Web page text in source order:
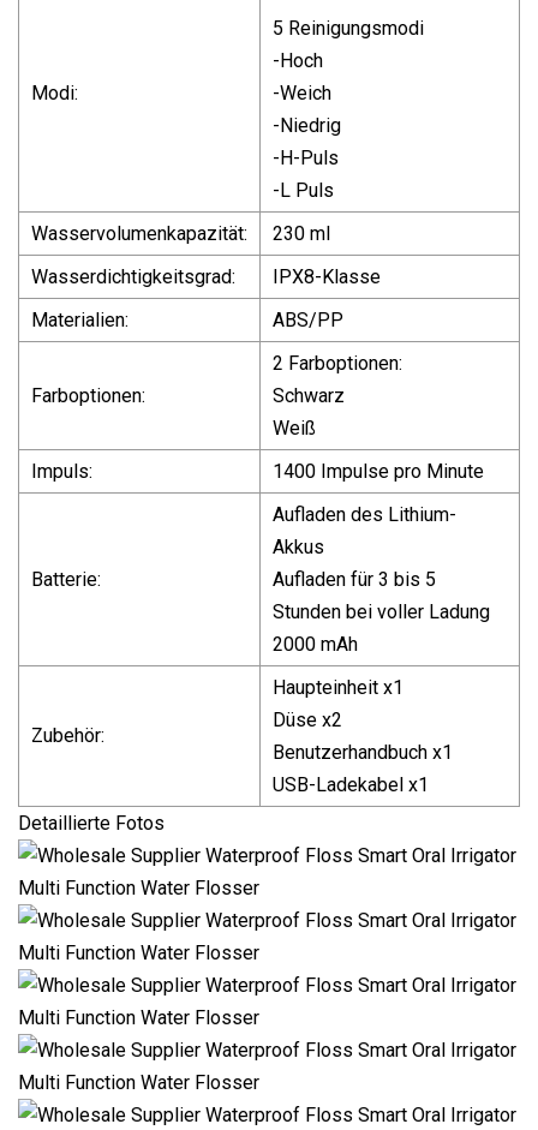
Modi:
5 Reinigungsmodi
-Hoch
-Weich
-Niedrig
-H-Puls
-L Puls
Wasservolumenkapazität:
230 ml
Wasserdichtigkeitsgrad:
IPX8-Klasse
Materialien:
ABS/PP
Farboptionen:
2 Farboptionen:
Schwarz
Weiß
Impuls:
1400 Impulse pro Minute
Batterie:
Aufladen des Lithium-
Akkus
Aufladen für 3 bis 5
Stunden bei voller Ladung
2000 mAh
Zubehör:
Haupteinheit x1
Düse x2
Benutzerhandbuch x1
USB-Ladekabel x1
Detaillierte Fotos